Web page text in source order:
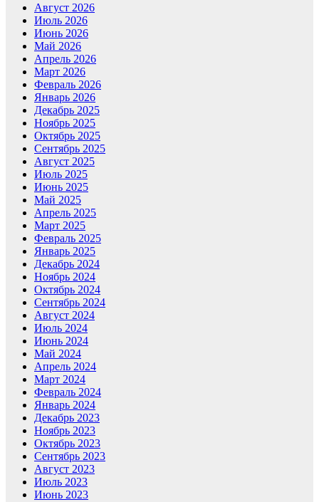
Август 2026
Июль 2026
Июнь 2026
Май 2026
Апрель 2026
Март 2026
Февраль 2026
Январь 2026
Декабрь 2025
Ноябрь 2025
Октябрь 2025
Сентябрь 2025
Август 2025
Июль 2025
Июнь 2025
Май 2025
Апрель 2025
Март 2025
Февраль 2025
Январь 2025
Декабрь 2024
Ноябрь 2024
Октябрь 2024
Сентябрь 2024
Август 2024
Июль 2024
Июнь 2024
Май 2024
Апрель 2024
Март 2024
Февраль 2024
Январь 2024
Декабрь 2023
Ноябрь 2023
Октябрь 2023
Сентябрь 2023
Август 2023
Июль 2023
Июнь 2023